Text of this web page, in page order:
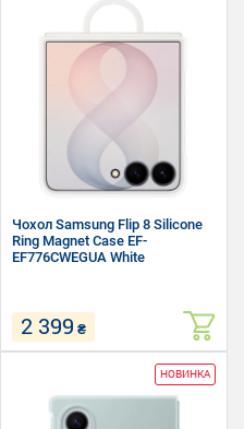
Форм-фактор: Накладка
Чохол Samsung Flip 8 Silicone
Ring Magnet Case EF-
EF776CWEGUA White
2 399 ₴
Сумісність: Samsung Flip 8
Полікарбонат
НОВИНКА